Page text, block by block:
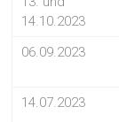
14.10.2023
06.09.2023
14.07.2023